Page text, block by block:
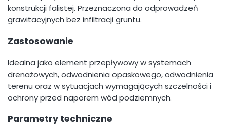
konstrukcji falistej. Przeznaczona do odprowadzeń
grawitacyjnych bez infiltracji gruntu.
Zastosowanie
Idealna jako element przepływowy w systemach
drenażowych, odwodnienia opaskowego, odwodnienia
terenu oraz w sytuacjach wymagających szczelności i
ochrony przed naporem wód podziemnych.
Parametry techniczne